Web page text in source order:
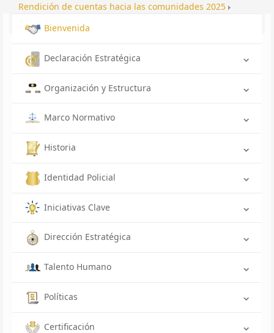
Rendición de cuentas hacia las comunidades 2025
Bienvenida
Declaración Estratégica
Organización y Estructura
Marco Normativo
Historia
Identidad Policial
Iniciativas Clave
Dirección Estratégica
Talento Humano
Políticas
Certificación